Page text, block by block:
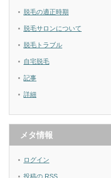
脱毛の適正時期
脱毛サロンについて
脱毛トラブル
自宅脱毛
記事
詳細
メタ情報
ログイン
投稿の RSS